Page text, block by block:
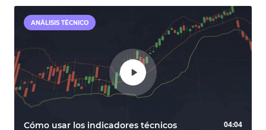
ANÁLISIS TÉCNICO
Cómo usar los indicadores técnicos 04:04